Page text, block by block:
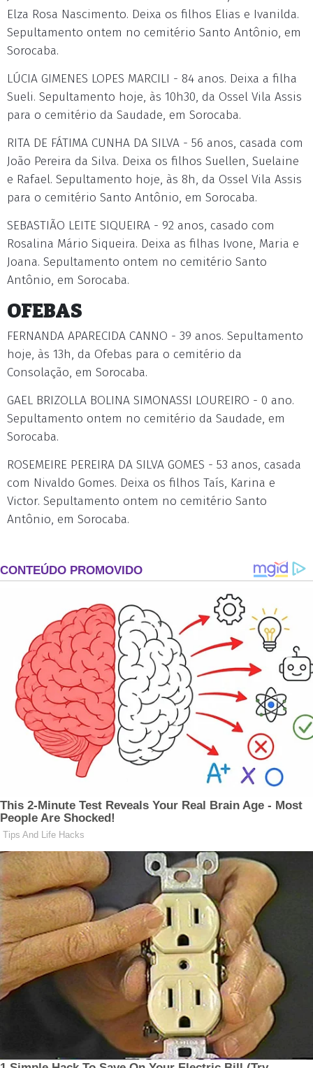
Elza Rosa Nascimento. Deixa os filhos Elias e Ivanilda.
Sepultamento ontem no cemitério Santo Antônio, em
Sorocaba.
LÚCIA GIMENES LOPES MARCILI - 84 anos. Deixa a filha
Sueli. Sepultamento hoje, às 10h30, da Ossel Vila Assis
para o cemitério da Saudade, em Sorocaba.
RITA DE FÁTIMA CUNHA DA SILVA - 56 anos, casada com
João Pereira da Silva. Deixa os filhos Suellen, Suelaine
e Rafael. Sepultamento hoje, às 8h, da Ossel Vila Assis
para o cemitério Santo Antônio, em Sorocaba.
SEBASTIÃO LEITE SIQUEIRA - 92 anos, casado com
Rosalina Mário Siqueira. Deixa as filhas Ivone, Maria e
Joana. Sepultamento ontem no cemitério Santo
Antônio, em Sorocaba.
OFEBAS
FERNANDA APARECIDA CANNO - 39 anos. Sepultamento
hoje, às 13h, da Ofebas para o cemitério da
Consolação, em Sorocaba.
GAEL BRIZOLLA BOLINA SIMONASSI LOUREIRO - 0 ano.
Sepultamento ontem no cemitério da Saudade, em
Sorocaba.
ROSEMEIRE PEREIRA DA SILVA GOMES - 53 anos, casada
com Nivaldo Gomes. Deixa os filhos Taís, Karina e
Victor. Sepultamento ontem no cemitério Santo
Antônio, em Sorocaba.